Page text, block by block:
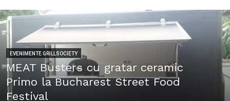
EVENIMENTE GRILLSOCIETY
MEAT Busters cu gratar ceramic
Primo la Bucharest Street Food
Festival